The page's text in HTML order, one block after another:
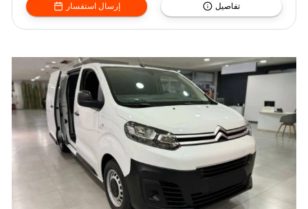
إرسال استفسار تفاصيل